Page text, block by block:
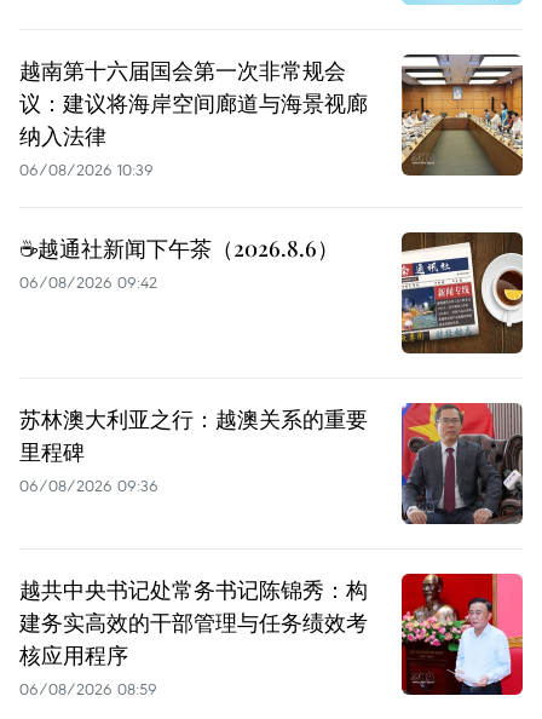
越南第十六届国会第一次非常规会
议：建议将海岸空间廊道与海景视廊
纳入法律
06/08/2026 10:39
☕️越通社新闻下午茶（2026.8.6）
06/08/2026 09:42
苏林澳大利亚之行：越澳关系的重要
里程碑
06/08/2026 09:36
越共中央书记处常务书记陈锦秀：构
建务实高效的干部管理与任务绩效考
核应用程序
06/08/2026 08:59